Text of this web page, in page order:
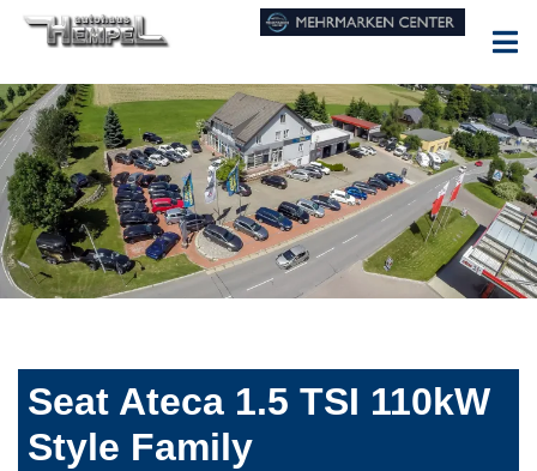
Seat Ateca 1.5 TSI 110kW
Style Family